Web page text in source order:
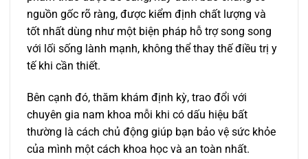
nguồn gốc rõ ràng, được kiểm định chất lượng và
tốt nhất dùng như một biện pháp hỗ trợ song song
với lối sống lành mạnh, không thể thay thế điều trị y
tế khi cần thiết.
Bên cạnh đó, thăm khám định kỳ, trao đổi với
chuyên gia nam khoa mỗi khi có dấu hiệu bất
thường là cách chủ động giúp bạn bảo vệ sức khỏe
của mình một cách khoa học và an toàn nhất.